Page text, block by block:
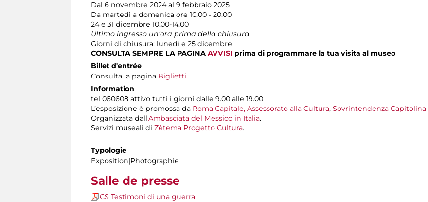
Dal 6 novembre 2024 al 9 febbraio 2025
Da martedì a domenica ore 10.00 - 20.00
24 e 31 dicembre 10.00-14.00
Ultimo ingresso un'ora prima della chiusura
Giorni di chiusura: lunedì e 25 dicembre
CONSULTA SEMPRE LA PAGINA AVVISI prima di programmare la tua visita al museo
Billet d'entrée
Consulta la pagina Biglietti
Information
tel 060608 attivo tutti i giorni dalle 9.00 alle 19.00
L’esposizione è promossa da Roma Capitale, Assessorato alla Cultura, Sovrintendenza
Organizzata dall'Ambasciata del Messico in Italia.
Servizi museali di Zètema Progetto Cultura.
Typologie
Exposition|Photographie
Salle de presse
CS Testimoni di una guerra